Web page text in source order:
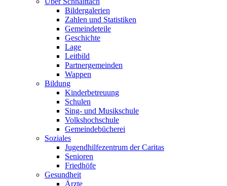
Bildergalerien
Zahlen und Statistiken
Gemeindeteile
Geschichte
Lage
Leitbild
Partnergemeinden
Wappen
Bildung
Kinderbetreuung
Schulen
Sing- und Musikschule
Volkshochschule
Gemeindebücherei
Soziales
Jugendhilfezentrum der Caritas
Senioren
Friedhöfe
Gesundheit
Ärzte